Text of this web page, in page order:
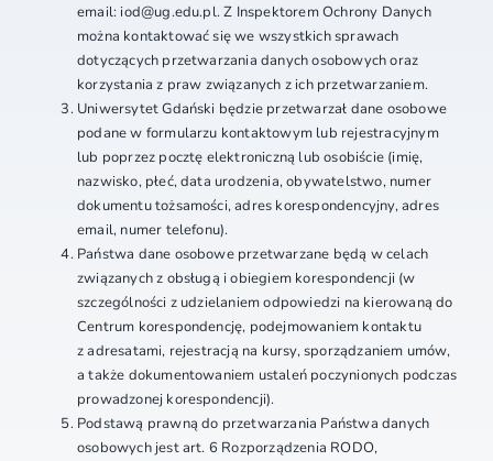
email: iod@ug.edu.pl. Z Inspektorem Ochrony Danych
można kontaktować się we wszystkich sprawach
dotyczących przetwarzania danych osobowych oraz
korzystania z praw związanych z ich przetwarzaniem.
Uniwersytet Gdański będzie przetwarzał dane osobowe
podane w formularzu kontaktowym lub rejestracyjnym
lub poprzez pocztę elektroniczną lub osobiście (imię,
nazwisko, płeć, data urodzenia, obywatelstwo, numer
dokumentu tożsamości, adres korespondencyjny, adres
email, numer telefonu).
Państwa dane osobowe przetwarzane będą w celach
związanych z obsługą i obiegiem korespondencji (w
szczególności z udzielaniem odpowiedzi na kierowaną do
Centrum korespondencję, podejmowaniem kontaktu
z adresatami, rejestracją na kursy, sporządzaniem umów,
a także dokumentowaniem ustaleń poczynionych podczas
prowadzonej korespondencji).
Podstawą prawną do przetwarzania Państwa danych
osobowych jest art. 6 Rozporządzenia RODO,